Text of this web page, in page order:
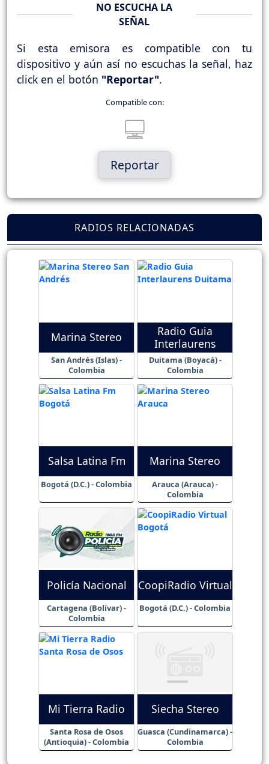
NO ESCUCHA LA
SEÑAL
Si esta emisora es compatible con tu
dispositivo y aún así no escuchas la señal, haz
click en el botón "Reportar".
Compatible con:
Reportar
RADIOS RELACIONADAS
Marina Stereo
San Andrés (Islas) -
Colombia
Radio Guia
Interlaurens
Duitama (Boyacá) -
Colombia
Salsa Latina Fm
Bogotá (D.C.) - Colombia
Marina Stereo
Arauca (Arauca) -
Colombia
Policía Nacional
Cartagena (Bolívar) -
Colombia
CoopiRadio Virtual
Bogotá (D.C.) - Colombia
Mi Tierra Radio
Santa Rosa de Osos
(Antioquia) - Colombia
Siecha Stereo
Guasca (Cundinamarca) -
Colombia